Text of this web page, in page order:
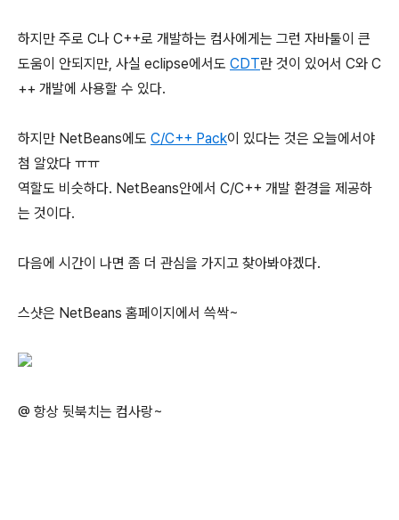
하지만 주로 C나 C++로 개발하는 컴사에게는 그런 자바툴이 큰
도움이 안되지만, 사실 eclipse에서도 CDT란 것이 있어서 C와 C
++ 개발에 사용할 수 있다.
하지만 NetBeans에도 C/C++ Pack이 있다는 것은 오늘에서야
첨 알았다 ㅠㅠ
역할도 비슷하다. NetBeans안에서 C/C++ 개발 환경을 제공하
는 것이다.
다음에 시간이 나면 좀 더 관심을 가지고 찾아봐야겠다.
스샷은 NetBeans 홈페이지에서 쓱싹~
@ 항상 뒷북치는 컴사랑~